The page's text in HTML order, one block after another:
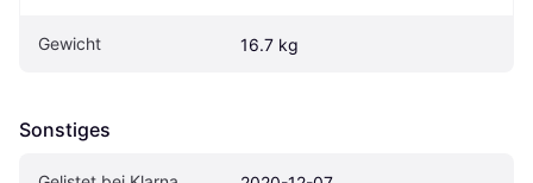
Gewicht 16.7 kg
Sonstiges